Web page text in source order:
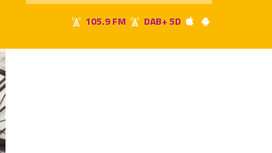
105.9 FM DAB+ 5D